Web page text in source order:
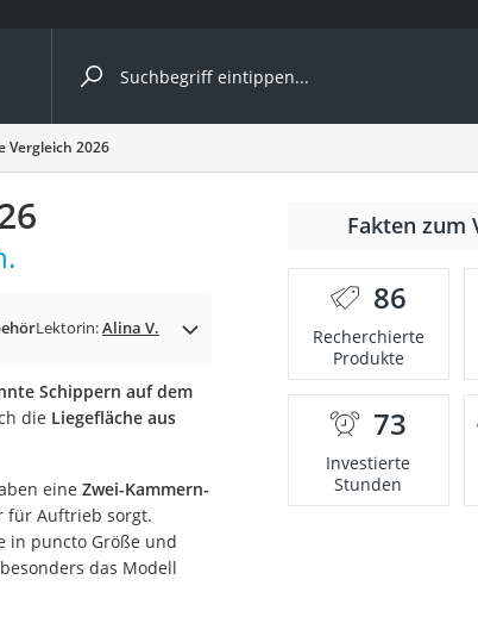
nach Kategorie
Vergleich 2026
Lektorin:Alina V.
Schippern auf dem
die Liegefläche aus
eine Zwei-Kammern-
für Auftrieb sorgt.
in puncto Größe und
das Modell
Fakten zum
86
Recherchierte
Produkte
73
Investierte
Stunden